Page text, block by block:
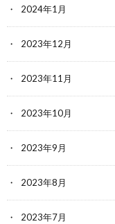
2024年1月
2023年12月
2023年11月
2023年10月
2023年9月
2023年8月
2023年7月